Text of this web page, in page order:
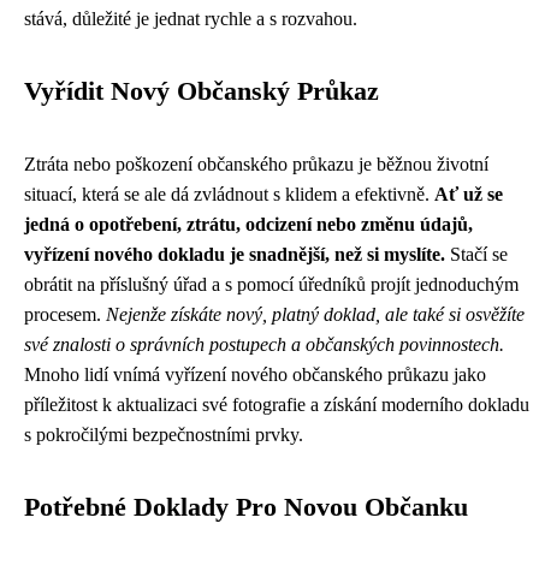
stává, důležité je jednat rychle a s rozvahou.
Vyřídit Nový Občanský Průkaz
Ztráta nebo poškození občanského průkazu je běžnou životní
situací, která se ale dá zvládnout s klidem a efektivně. Ať už se
jedná o opotřebení, ztrátu, odcizení nebo změnu údajů,
vyřízení nového dokladu je snadnější, než si myslíte. Stačí se
obrátit na příslušný úřad a s pomocí úředníků projít jednoduchým
procesem. Nejenže získáte nový, platný doklad, ale také si osvěžíte
své znalosti o správních postupech a občanských povinnostech.
Mnoho lidí vnímá vyřízení nového občanského průkazu jako
příležitost k aktualizaci své fotografie a získání moderního dokladu
s pokročilými bezpečnostními prvky.
Potřebné Doklady Pro Novou Občanku